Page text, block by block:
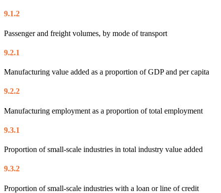
9.1.2
Passenger and freight volumes, by mode of transport
9.2.1
Manufacturing value added as a proportion of GDP and per capita
9.2.2
Manufacturing employment as a proportion of total employment
9.3.1
Proportion of small-scale industries in total industry value added
9.3.2
Proportion of small-scale industries with a loan or line of credit